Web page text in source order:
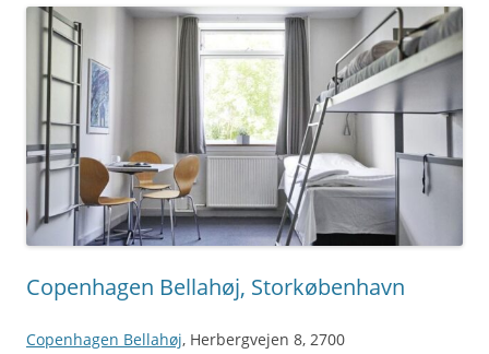
Copenhagen Bellahøj, Storkøbenhavn
Copenhagen Bellahøj, Herbergvejen 8, 2700